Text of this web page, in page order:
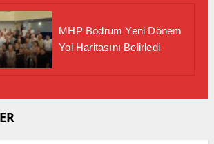
MHP Bodrum Yeni Dönem
Yol Haritasını Belirledi